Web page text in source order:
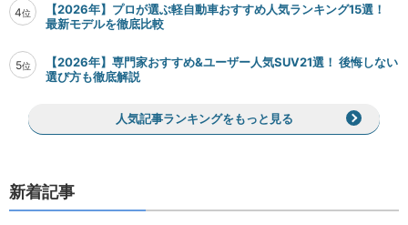
4位
【2026年】プロが選ぶ軽自動車おすすめ人気ランキング15選！
最新モデルを徹底比較
5位
【2026年】専門家おすすめ&ユーザー人気SUV21選！ 後悔しない
選び方も徹底解説
人気記事ランキングをもっと見る
新着記事